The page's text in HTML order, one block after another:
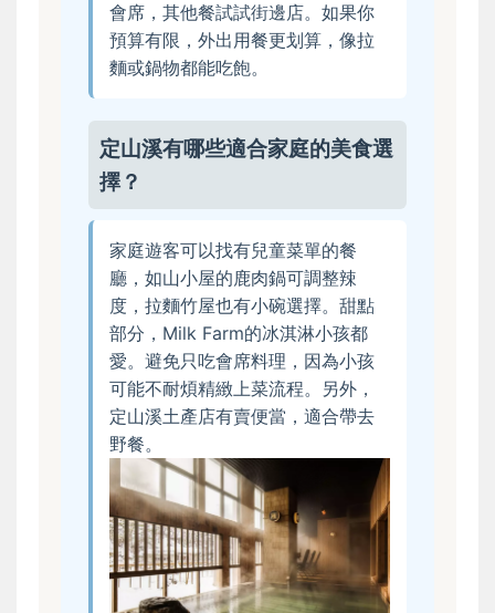
會席，其他餐試試街邊店。如果你
預算有限，外出用餐更划算，像拉
麵或鍋物都能吃飽。
定山溪有哪些適合家庭的美食選
擇？
家庭遊客可以找有兒童菜單的餐
廳，如山小屋的鹿肉鍋可調整辣
度，拉麵竹屋也有小碗選擇。甜點
部分，Milk Farm的冰淇淋小孩都
愛。避免只吃會席料理，因為小孩
可能不耐煩精緻上菜流程。另外，
定山溪土產店有賣便當，適合帶去
野餐。